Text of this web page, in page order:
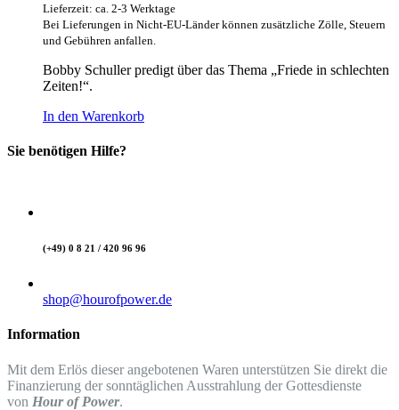
Lieferzeit: ca. 2-3 Werktage
Bei Lieferungen in Nicht-EU-Länder können zusätzliche Zölle, Steuern
und Gebühren anfallen.
Bobby Schuller predigt über das Thema „Friede in schlechten
Zeiten!“.
In den Warenkorb
Sie benötigen Hilfe?
(+49) 0 8 21 / 420 96 96
shop@hourofpower.de
Information
Mit dem Erlös dieser angebotenen Waren unterstützen Sie direkt die
Finanzierung der sonntäglichen Ausstrahlung der Gottesdienste
von Hour of Power.